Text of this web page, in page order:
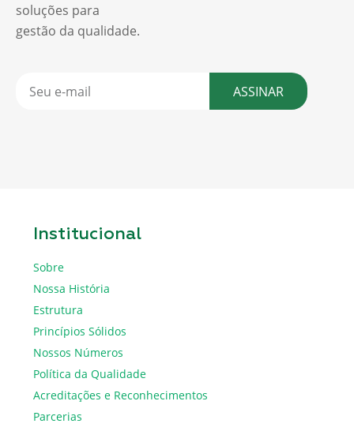
soluções para
gestão da qualidade.
ASSINAR
Institucional
Sobre
Nossa História
Estrutura
Princípios Sólidos
Nossos Números
Política da Qualidade
Acreditações e Reconhecimentos
Parcerias